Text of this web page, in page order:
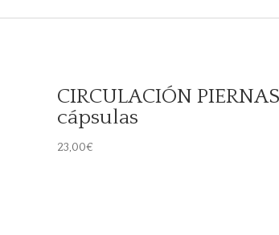
CIRCULACIÓN
cápsulas
23,00€